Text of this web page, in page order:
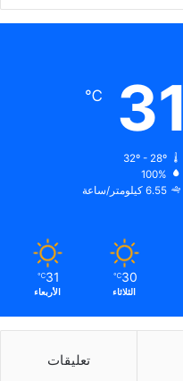
31
℃
32º - 28º
100%
6.55 كيلومتر/ساعة
30
℃
الثلاثاء
31
℃
الأربعاء
تعليقات